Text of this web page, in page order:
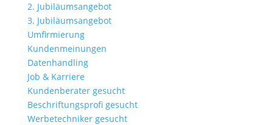
2. Jubiläumsangebot
3. Jubiläumsangebot
Umfirmierung
Kundenmeinungen
Datenhandling
Job & Karriere
Kundenberater gesucht
Beschriftungsprofi gesucht
Werbetechniker gesucht